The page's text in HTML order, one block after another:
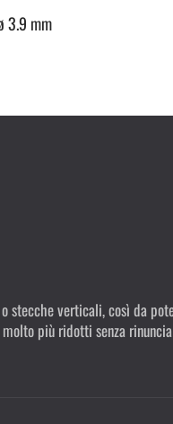
3.9 mm
verticali, così da
più ridotti senza